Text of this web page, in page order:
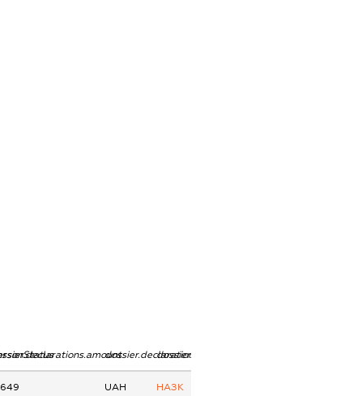
dossier.declarations.currency
dossier.declarations.source
649 UAH НАЗК